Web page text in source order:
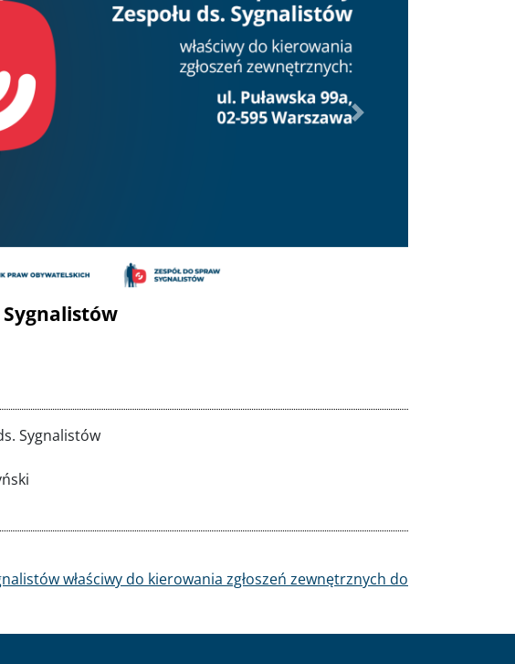
Sygnalistów
Dalej
Sygnalistów
właściwy do kierowania zgłoszeń zewnętrznych do